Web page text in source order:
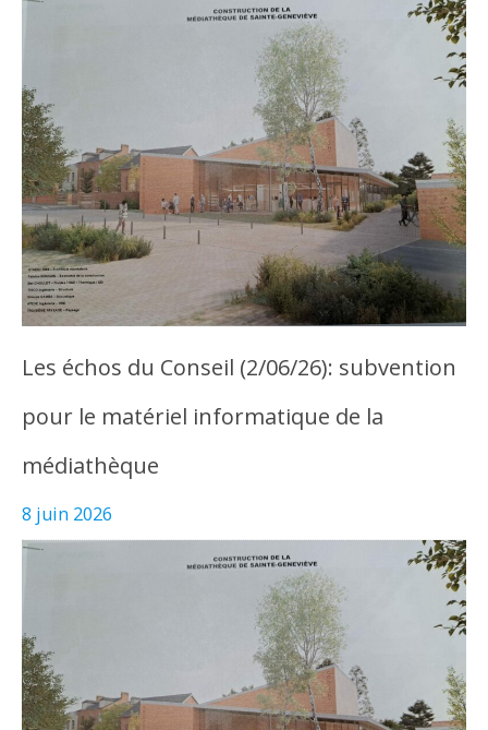
Les échos du Conseil (2/06/26): subvention
pour le matériel informatique de la
médiathèque
8 juin 2026